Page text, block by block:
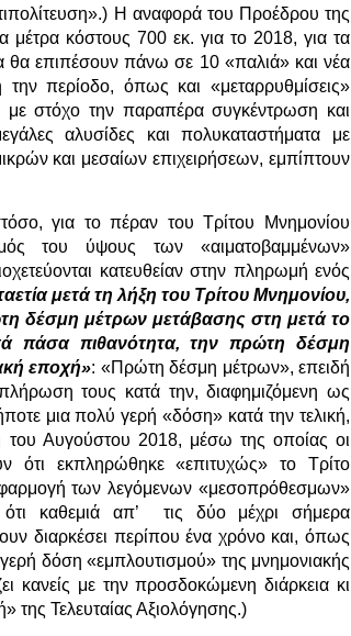
Η αναφορά του Προέδρου της
κόστους 700 εκ. για το 2018, για τα
θα επιπέσουν πάνω σε 10 «παλιά» και νέα
περίοδο, όπως και «μεταρρυθμίσεις»
με στόχο την παραπέρα συγκέντρωση και
αλυσίδες και πολυκαταστήματα με
και μεσαίων επιχειρήσεων, εμπίπτουν
για το πέραν του Τρίτου Μνημονίου
του ύψους των «αιματοβαμμένων»
κατευθείαν στην πληρωμή ενός
μετά τη λήξη του Τρίτου Μνημονίου,
δέσμη μέτρων μετάβασης στη μετά το
πάσα πιθανότητα, την πρώτη δέσμη
εποχή»: «Πρώτη δέσμη μέτρων», επειδή
τους κατά την, διαφημιζόμενη ως
μια πολύ γερή «δόση» κατά την τελική,
του Αυγούστου 2018, μέσω της οποίας οι
ότι εκπληρώθηκε «επιτυχώς» το Τρίτο
των λεγόμενων «μεσοπρόθεσμων»
καθεμιά απ’ τις δύο μέχρι σήμερα
διαρκέσει περίπου ένα χρόνο και, όπως
δόση «εμπλουτισμού» της μνημονιακής
κανείς με την προσδοκώμενη διάρκεια κι
της Τελευταίας Αξιολόγησης.)